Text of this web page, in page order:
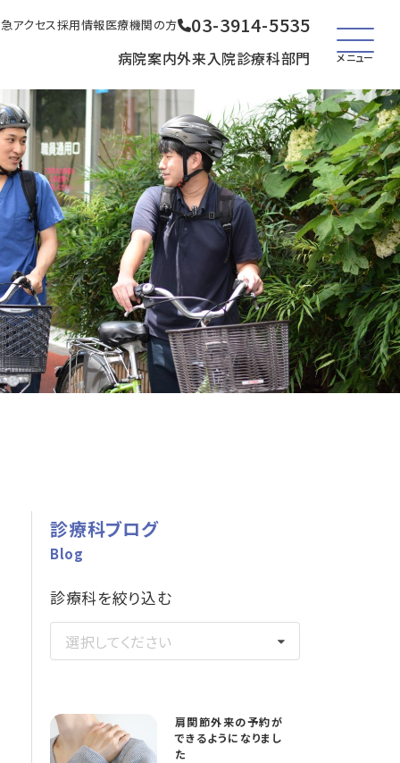
アクセス採用情報医療機関の方 03-3914-5535
病院案内外来入院診療科部門 メニュー
診療科ブログ
Blog
診療科を絞り込む
選択してください
肩関節外来の予約が
できるようになりまし
た